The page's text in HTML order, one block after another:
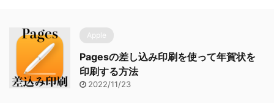
Apple
Pagesの差し込み印刷を使って年賀状を
印刷する方法
2022/11/23